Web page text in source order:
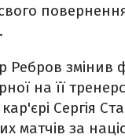
Ребров змінив
на її
Сергія
матчів за